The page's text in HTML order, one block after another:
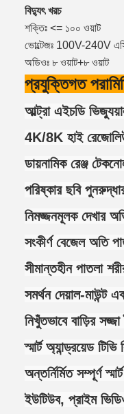
বিদ্যুৎ খরচ
শক্তিঃ <= ১০০ ওয়াট
ভোল্টেজঃ 100V-240V
অডিওঃ ৮ ওয়াট+৮ ওয়াট
প্রযুক্তিগত
আল্ট্রা এইচডি
4K/8K হাই
ডায়নামিক রেঞ্জ
পরিষ্কার ছবি
নিমজ্জনমূলক দেখার
সংকীর্ণ বেজেল অতি
সীমান্তহীন পাতলা
সমর্থন দেয়াল-মাউন্ট
নিখুঁতভাবে বাড়ির
স্মার্ট অ্যান্ড্রয়েড টিভি
অন্তর্নির্মিত সম্পূর্ণ
ইউটিউব, প্রাইম